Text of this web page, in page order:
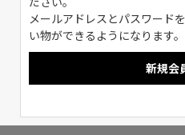
メールアドレスとパスワード
い物ができるようになります。